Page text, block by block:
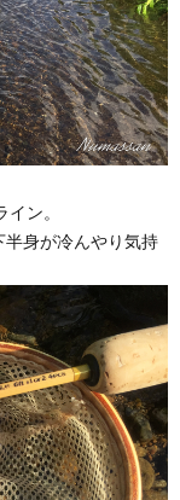
ン。
身が冷んやり気持